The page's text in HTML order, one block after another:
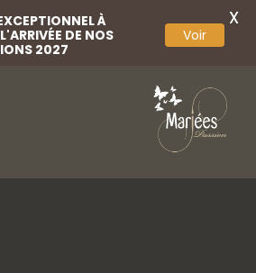
6-Miss Marieés
À
DE NOS
2027
Voir
X